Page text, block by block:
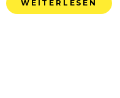
WEITERLESEN